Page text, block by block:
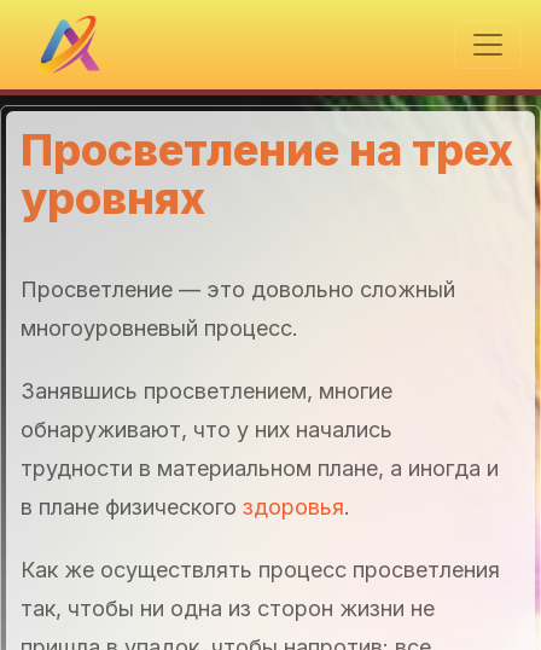
Просветление на трех
уровнях
Просветление — это довольно сложный
многоуровневый процесс.
Занявшись просветлением, многие
обнаруживают, что у них начались
трудности в материальном плане, а иногда и
в плане физического здоровья.
Как же осуществлять процесс просветления
так, чтобы ни одна из сторон жизни не